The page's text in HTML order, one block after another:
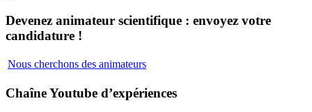
Devenez animateur scientifique : envoyez votre
candidature !
Nous cherchons des animateurs
Chaîne Youtube d’expériences